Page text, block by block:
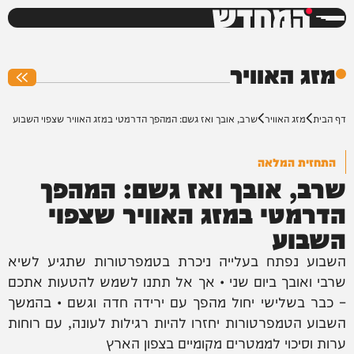
המחדש
מזג האוויר
דף הבית מזג האוויר שרב, אובך ואז גשם: המהפך הדרמטי במזג האוויר שצפוי השבוע
התחזית המלאה
שרב, אובך ואז גשם: המהפך
הדרמטי במזג האוויר שצפוי
השבוע
השבוע נפתח בעלייה ניכרת בטמפרטורות שתגיע לשיא
שרבי ואובך ביום שני • אך אל תתנו לשמש להטעות אתכם
– כבר בשלישי יחול מהפך עם ירידה חדה וגשם • בהמשך
השבוע הטמפרטורות יחזרו להיות רגילות לעונה, עם רוחות
ערות וסיכוי לממטרים מקומיים בצפון הארץ